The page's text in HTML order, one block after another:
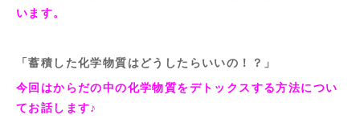
います。
「蓄積した化学物質はどうしたらいいの！？」
今回はからだの中の化学物質をデトックスする方法につい
てお話します♪